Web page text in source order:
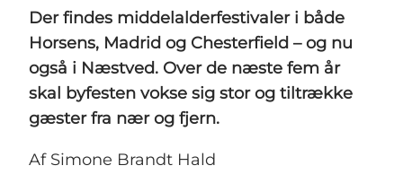
Der findes middelalderfestivaler i både
Horsens, Madrid og Chesterfield – og nu
også i Næstved. Over de næste fem år
skal byfesten vokse sig stor og tiltrække
gæster fra nær og fjern.
Af Simone Brandt Hald